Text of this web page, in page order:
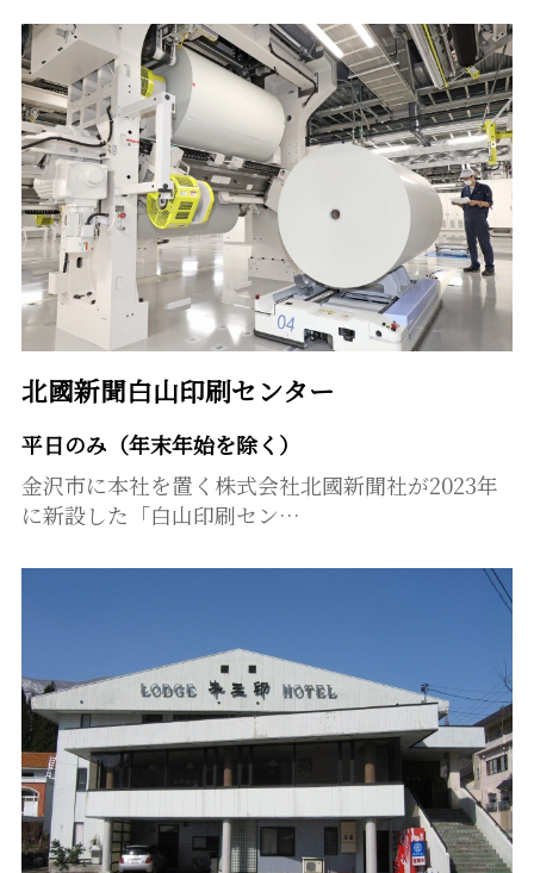
北國新聞白山印刷センター
平日のみ（年末年始を除く）
金沢市に本社を置く株式会社北國新聞社が2023年
に新設した「白山印刷セン…